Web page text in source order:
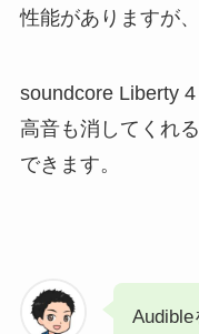
性能がありますが
soundcore Liberty
高音も消してくれ
できます。